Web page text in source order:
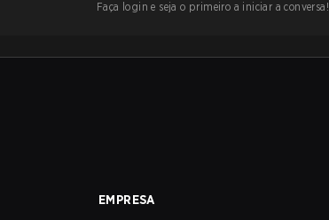
Faça login e seja o primeiro a iniciar a conversa!
EMPRESA